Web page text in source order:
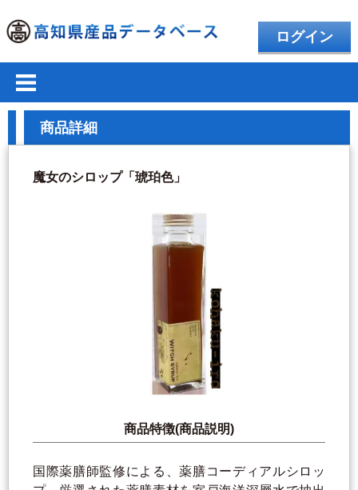
ログイン
商品詳細
魔女のシロップ「琥珀色」
商品特徴(商品説明)
国際薬膳師監修による、薬膳コーディアルシロッ